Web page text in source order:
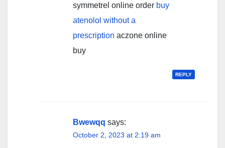
symmetrel online order buy
atenolol without a
prescription aczone online
buy
REPLY
Bwewqq says:
October 2, 2023 at 2:19 am